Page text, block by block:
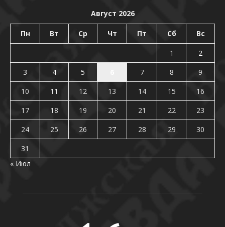
Август 2026
Пн Вт Ср Чт Пт Сб Вс
1
2
3
4 5 7 8
9
10
11 12 13 14 15
16
17
18 19 20 21 22
23
24
25 26 27 28 29
30
31
« Июл